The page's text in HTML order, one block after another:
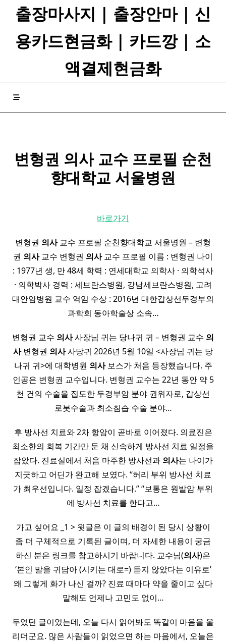
출장마사지 | 출장안마 | 신
용카드현금화 | 카드깡 | 소
액결제현금화
변형권 의사교수 프로필 순천
향대학교 서울병원
바로가기
변형권 의사교수 프로필 순천향대학교 서울병원 – 변형
권 의사교수 변형권 의사교수 프로필 이름 : 변형권 나이
: 1977년 생, 만 48세 학력 : 연세대학교 의학사 · 의학석사
· 의학박사 경력 : 세브란스병원, 강남세브란스병원, 고려
대안암병원 교수 역임 수상 : 2016년 대한갑상선두경부외
과학회 동아학술상 소속…
변형권 교수 의사사장님 귀는 당나귀 귀 – 변형권 교수 의
사변형권 의사사당귀 2026년 5월 10일 <사장님 귀는 당
나귀 귀>에 대학병원 의사보스가 처음 등장했습니다. 주
인공은 변형권 교수입니다. 변형권 교수는 22년 동안 약 5
천 건의 수술을 집도한 두경부암 분야 권위자로, 갑상선
로봇수술과 최소침습 수술 분야…
후 방사선 치료와 2차 항암이 곧바로 이어졌다. 의료진은
최소한의 회복 기간만 둔 채 신속하게 방사선 치료 일정을
잡았다. 진료실에서 처음 마주한 방사선과 의사는 나이가
지긋하고 어딘가 완고해 보였다. ​“허리 부위 방사선 치료
가 최우선입니다. 일정 잡겠습니다.” “보통은 원발암 부위
에 방사선 치료를 한다고…
가고 싶어요 _1 > 윗글은 이 글의 배경이 된 당시 상황이
좀 더 구체적으로 기록된 글이며, 더 자세한 내용이 궁금
하신 분은 링크를 참고하시기 바랍니다. 교수님(의사)은
‘본인 말을 귀담아 (시키는 대로=) 듣지 않았다는 이유로’
왜 그렇게 화가 나신 걸까? 진료 때마다 약을 줄이고 싶다
말해도 언제나 고민도 없이…
두었던 글이었는데, 오늘 다시 읽어봐도 똑같이 마음을 울
리더군요. 많은 사람들이 읽었으면 하는 마음에서, 오늘은